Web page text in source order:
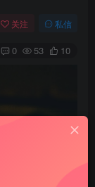
关注 私信
0 53 10